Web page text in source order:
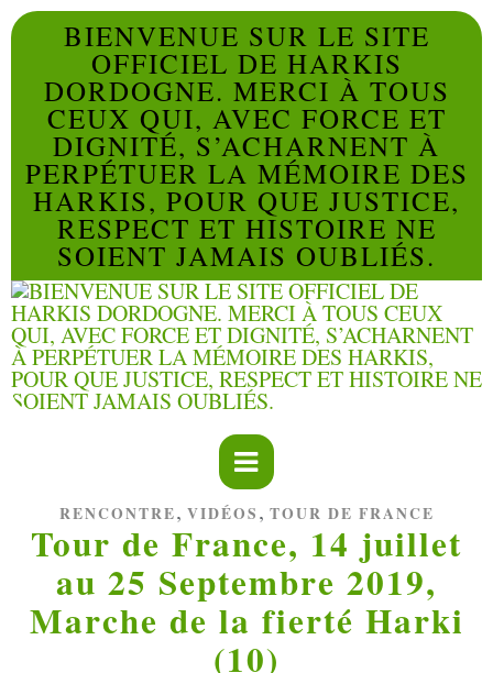
BIENVENUE SUR LE SITE
OFFICIEL DE HARKIS
DORDOGNE. MERCI À TOUS
CEUX QUI, AVEC FORCE ET
DIGNITÉ, S’ACHARNENT À
PERPÉTUER LA MÉMOIRE DES
HARKIS, POUR QUE JUSTICE,
RESPECT ET HISTOIRE NE
SOIENT JAMAIS OUBLIÉS.
RENCONTRE, VIDÉOS , TOUR DE FRANCE
Tour de France, 14 juillet
au 25 Septembre 2019,
Marche de la fierté Harki
(10)